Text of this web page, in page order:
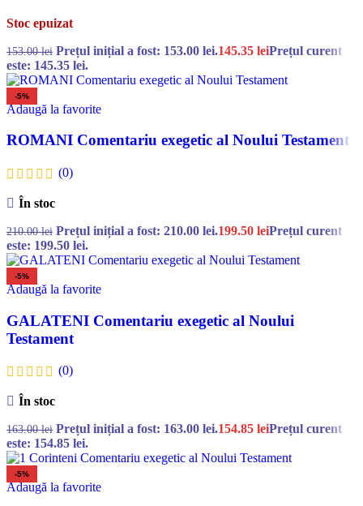
Stoc epuizat
153.00lei Prețul inițial a fost: 153.00 lei.145.35 leiPrețul curent
este: 145.35 lei.
-5%
Adaugă la favorite
ROMANI Comentariu exegetic al Noului Testament
(0)
În stoc
210.00lei Prețul inițial a fost: 210.00 lei.199.50 leiPrețul curent
este: 199.50 lei.
-5%
Adaugă la favorite
GALATENI Comentariu exegetic al Noului
Testament
(0)
În stoc
163.00lei Prețul inițial a fost: 163.00 lei.154.85 leiPrețul curent
este: 154.85 lei.
-5%
Adaugă la favorite